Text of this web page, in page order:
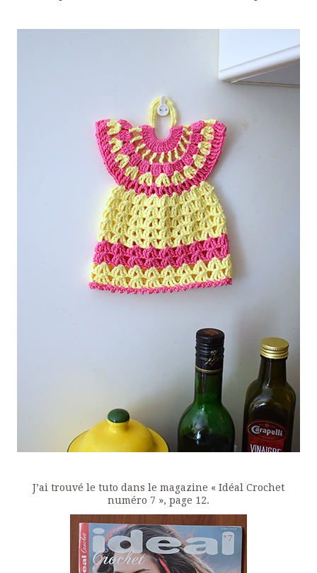
J’ai trouvé le tuto dans le magazine « Idéal Crochet
numéro 7 », page 12.